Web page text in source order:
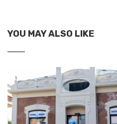
YOU MAY ALSO LIKE